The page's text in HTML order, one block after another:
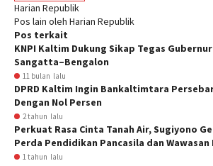
Harian Republik
Pos lain oleh Harian Republik
Pos terkait
KNPI Kaltim Dukung Sikap Tegas
Sangatta–Bengalon
11 bulan lalu
DPRD Kaltim Ingin Bankaltimtara
Dengan Nol Persen
2 tahun lalu
Perkuat Rasa Cinta Tanah Air, Sugiyono
Perda Pendidikan Pancasila dan Wawasan
1 tahun lalu